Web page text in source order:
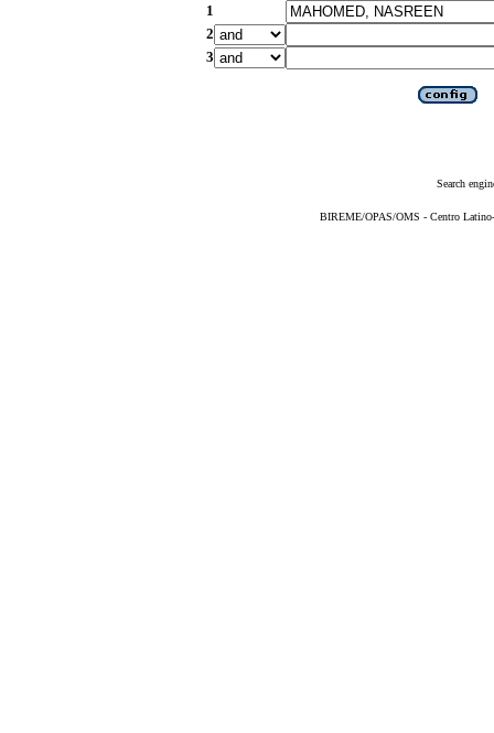
1
2
3
Search
BIREME/OPAS/OMS - Centro Latino-